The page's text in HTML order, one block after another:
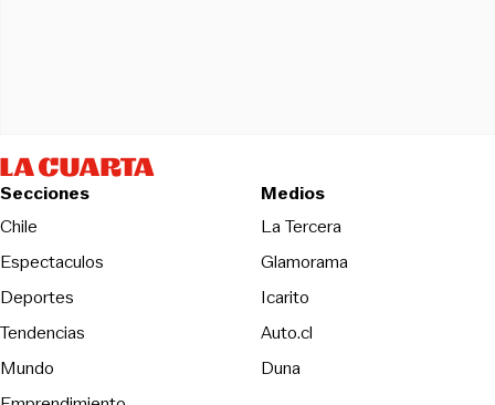
Secciones
Chile
Espectaculos
Deportes
Tendencias
Mundo
Medios
La TerceraOpens in new
Glamorama
Icarito
Auto.cl
DunaOpens in new window